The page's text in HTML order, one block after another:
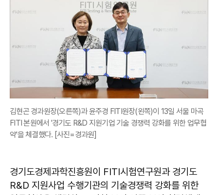
김현곤 경과원장(오른쪽)과 윤주경 FITI원장(왼쪽)이 13일 서울 마곡
FITI 본원에서 '경기도 R&D 지원기업 기술 경쟁력 강화를 위한 업무협
약'을 체결했다. [사진=경과원]
경기도경제과학진흥원이 FITI시험연구원과 경기도
R&D 지원사업 수행기관의 기술경쟁력 강화를 위한